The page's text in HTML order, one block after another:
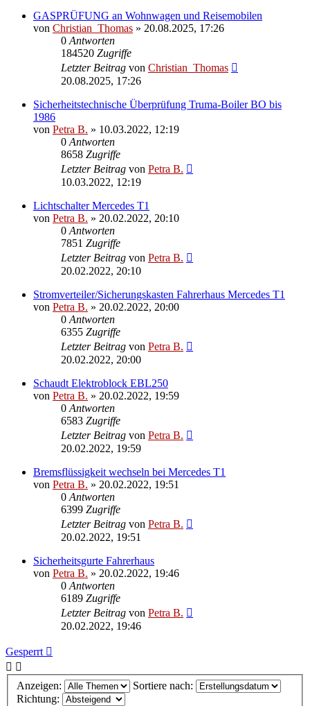
GASPRÜFUNG an Wohnwagen und Reisemobilen
von Christian_Thomas » 20.08.2025, 17:26
0Antworten
184520 Zugriffe
Letzter Beitrag von Christian_Thomas
20.08.2025, 17:26
Sicherheitstechnische Überprüfung Truma-Boiler BO bis
1986
von Petra B. » 10.03.2022, 12:19
0Antworten
8658 Zugriffe
Letzter Beitrag von Petra B.
10.03.2022, 12:19
Lichtschalter Mercedes T1
von Petra B. » 20.02.2022, 20:10
0Antworten
7851 Zugriffe
Letzter Beitrag von Petra B.
20.02.2022, 20:10
Stromverteiler/Sicherungskasten Fahrerhaus Mercedes T1
von Petra B. » 20.02.2022, 20:00
0Antworten
6355 Zugriffe
Letzter Beitrag von Petra B.
20.02.2022, 20:00
Schaudt Elektroblock EBL250
von Petra B. » 20.02.2022, 19:59
0Antworten
6583 Zugriffe
Letzter Beitrag von Petra B.
20.02.2022, 19:59
Bremsflüssigkeit wechseln bei Mercedes T1
von Petra B. » 20.02.2022, 19:51
0Antworten
6399 Zugriffe
Letzter Beitrag von Petra B.
20.02.2022, 19:51
Sicherheitsgurte Fahrerhaus
von Petra B. » 20.02.2022, 19:46
0Antworten
6189 Zugriffe
Letzter Beitrag von Petra B.
20.02.2022, 19:46
Gesperrt
Anzeigen:
Sortiere nach:
Richtung: